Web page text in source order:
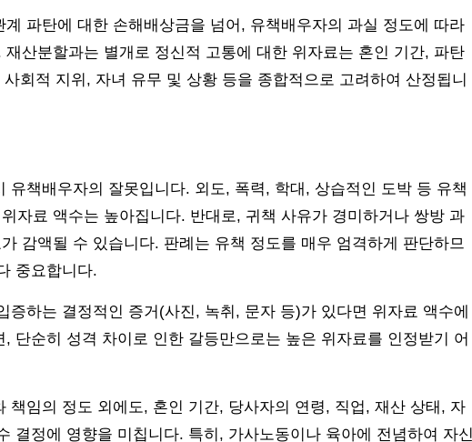
파탄에 대한 손해배상금을 넘어, 유책배우자의 과실 정도에 따라
산분할과는 별개로 정신적 고통에 대한 위자료는 혼인 기간, 파탄
회적 지위, 자녀 유무 및 상황 등을 종합적으로 고려하여 산정됩니
유책배우자의 잘못입니다. 외도, 폭력, 학대, 상습적인 도박 등 유책
자료 액수는 높아집니다. 반대로, 귀책 사유가 경미하거나 쌍방 과
감액될 수 있습니다. 판례는 유책 정도를 매우 엄격하게 판단하므
중요합니다.
증하는 결정적인 증거(사진, 녹취, 문자 등)가 있다면 위자료 액수에
단순히 성격 차이로 인한 갈등만으로는 높은 위자료를 인정받기 어
책임의 정도 외에도, 혼인 기간, 당사자의 연령, 직업, 재산 상태, 자
결정에 영향을 미칩니다. 특히, 가사노동이나 육아에 전념하여 자신